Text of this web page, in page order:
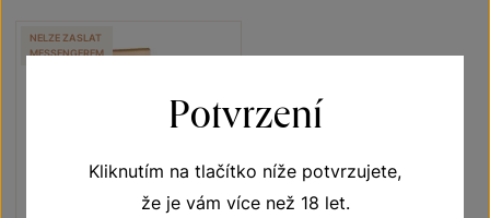
NELZE ZASLAT
MESSENGEREM
Potvrzení
Kliknutím na tlačítko níže potvrzujete,
že je vám více než 18 let.